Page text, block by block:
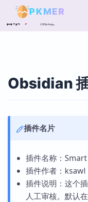
PKMER
目录 概述
Obsidian
插件名片
插件名称：
插件作者：ksawl
插件说明：这个
人工审核。默认